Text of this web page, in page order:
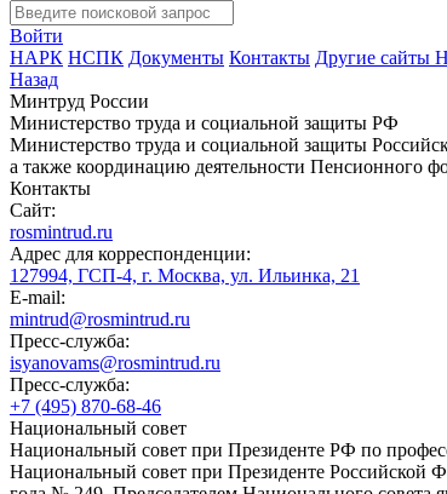
Войти
НАРК НСПК Документы Контакты Другие сайты
Назад
Минтруд России
Министерство труда и социальной защиты РФ
Министерство труда и социальной защиты
а также координацию деятельности Пенсионного
Контакты
Сайт:
rosmintrud.ru
Адрес для корреспонденции:
127994, ГСП-4, г. Москва, ул. Ильинка, 21
E-mail:
mintrud@rosmintrud.ru
Пресс-служба:
isyanovams@rosmintrud.ru
Пресс-служба:
+7 (495) 870-68-46
Национальный совет
Национальный совет при Президенте РФ по
Национальный совет при Президенте Российской